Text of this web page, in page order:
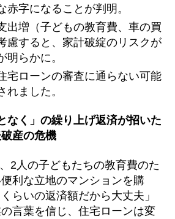
赤字になることが判明。
出増（子どもの教育費、車の買
慮すると、家計破綻のリスクが
明らかに。
宅ローンの審査に通らない可能
れました。
なく」の繰り上げ返済が招いた
産の危機
2人の子どもたちの教育費のた
利な立地のマンションを購
らいの返済額だから大丈夫」
言葉を信じ、住宅ローンは変